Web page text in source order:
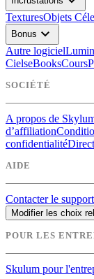
TexturesObjets
Bonus expand_more
Autre logiciel
CielseBooksCours
SOCIÉTÉ
A propos de
d’affiliation
confidentialité
AIDE
Contacter le support
Modifier les choix
POUR LES
Skulum pour